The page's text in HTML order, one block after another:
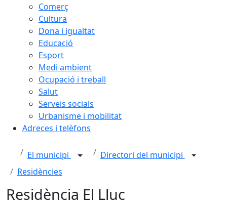
Comerç
Cultura
Dona i igualtat
Educació
Esport
Medi ambient
Ocupació i treball
Salut
Serveis socials
Urbanisme i mobilitat
Adreces i telèfons
El municipi
Directori del municipi
Residències
Residència El Lluc